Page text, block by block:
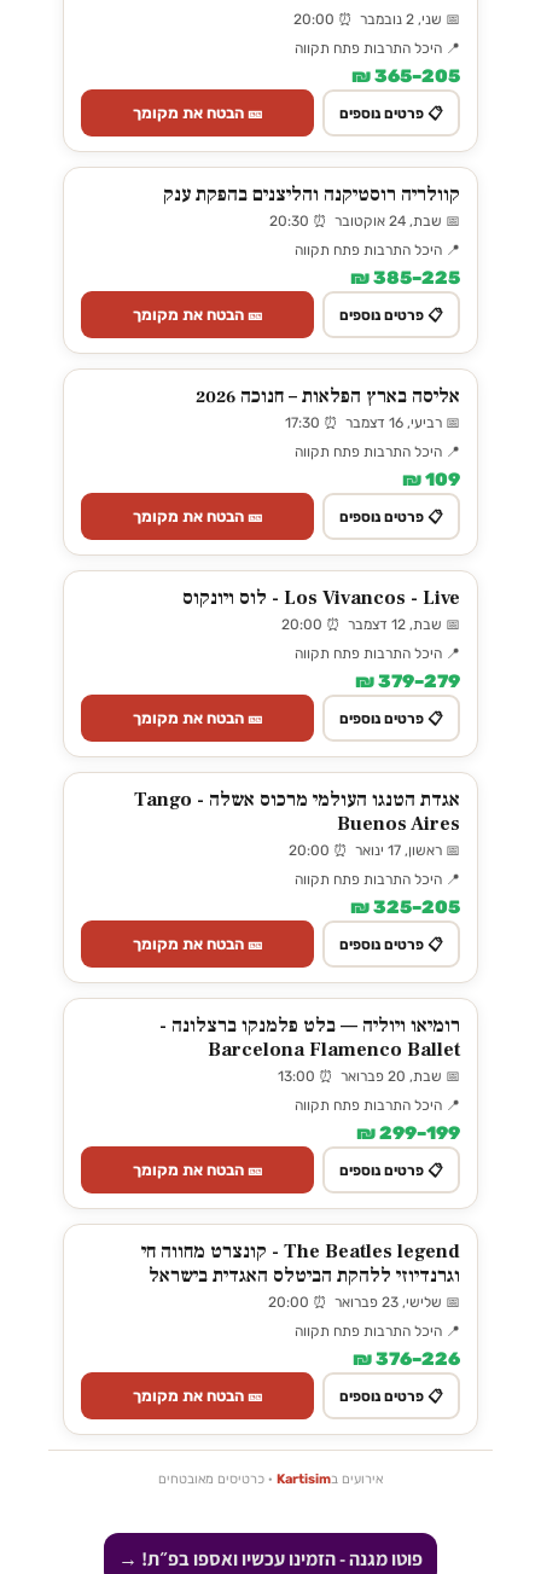
📅 שני, 2 נובמבר ⏰ 20:00
📍 היכל התרבות פתח תקווה
205–365 ₪
📋 פרטים נוספים 🎫 הבטח את מקומך
קוולריה רוסטיקנה והליצנים בהפקת ענק
📅 שבת, 24 אוקטובר ⏰ 20:30
📍 היכל התרבות פתח תקווה
225–385 ₪
📋 פרטים נוספים 🎫 הבטח את מקומך
אליסה בארץ הפלאות – חנוכה 2026
📅 רביעי, 16 דצמבר ⏰ 17:30
📍 היכל התרבות פתח תקווה
109 ₪
📋 פרטים נוספים 🎫 הבטח את מקומך
Los Vivancos - Live - לוס ויונקוס
📅 שבת, 12 דצמבר ⏰ 20:00
📍 היכל התרבות פתח תקווה
279–379 ₪
📋 פרטים נוספים 🎫 הבטח את מקומך
אגדת הטנגו העולמי מרכוס אשלה - Tango
Buenos Aires
📅 ראשון, 17 ינואר ⏰ 20:00
📍 היכל התרבות פתח תקווה
205–325 ₪
📋 פרטים נוספים 🎫 הבטח את מקומך
רומיאו ויוליה — בלט פלמנקו ברצלונה -
Barcelona Flamenco Ballet
📅 שבת, 20 פברואר ⏰ 13:00
📍 היכל התרבות פתח תקווה
199–299 ₪
📋 פרטים נוספים 🎫 הבטח את מקומך
The Beatles legend - קונצרט מחווה חי
וגרנדיוזי ללהקת הביטלס האגדית בישראל
📅 שלישי, 23 פברואר ⏰ 20:00
📍 היכל התרבות פתח תקווה
226–376 ₪
📋 פרטים נוספים 🎫 הבטח את מקומך
אירועים בKartisim · כרטיסים מאובטחים
פוטו מגנה - הזמינו עכשיו ואספו בפ״ת! →